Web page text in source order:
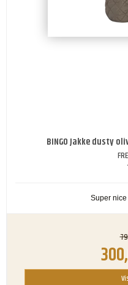
BINGO Jakke dusty
Super